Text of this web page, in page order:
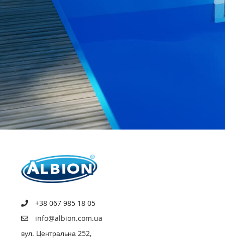
+38 067 985 18 05
info@albion.com.ua
вул. Центральна 252,